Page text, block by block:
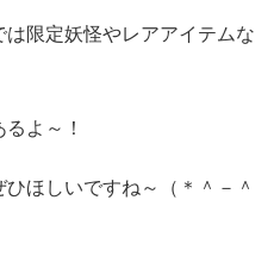
限定妖怪やレアアイテムな
よ～！
ほしいですね～（＊＾－＾